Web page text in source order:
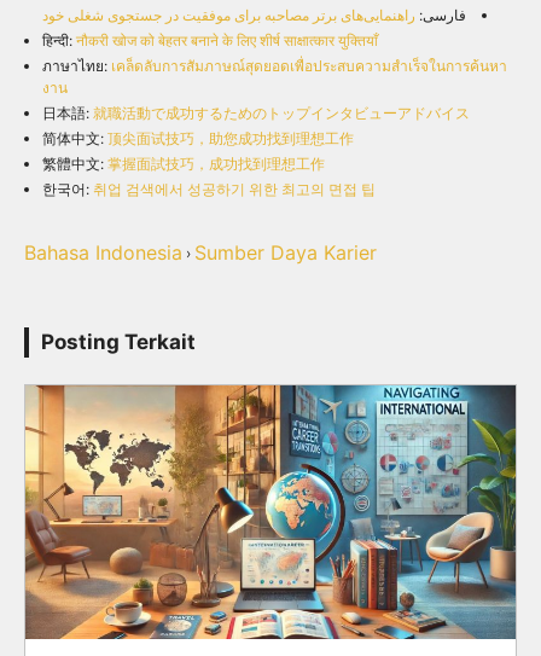
فارسی: راهنمایی‌های برتر مصاحبه برای موفقیت در جستجوی شغلی خود
हिन्दी: नौकरी खोज को बेहतर बनाने के लिए शीर्ष साक्षात्कार युक्तियाँ
ภาษาไทย: เคล็ดลับการสัมภาษณ์สุดยอดเพื่อประสบความสำเร็จในการค้นหา
งาน
日本語: 就職活動で成功するためのトップインタビューアドバイス
简体中文: 顶尖面试技巧，助您成功找到理想工作
繁體中文: 掌握面試技巧，成功找到理想工作
한국어: 취업 검색에서 성공하기 위한 최고의 면접 팁
Bahasa Indonesia › Sumber Daya Karier
Posting Terkait